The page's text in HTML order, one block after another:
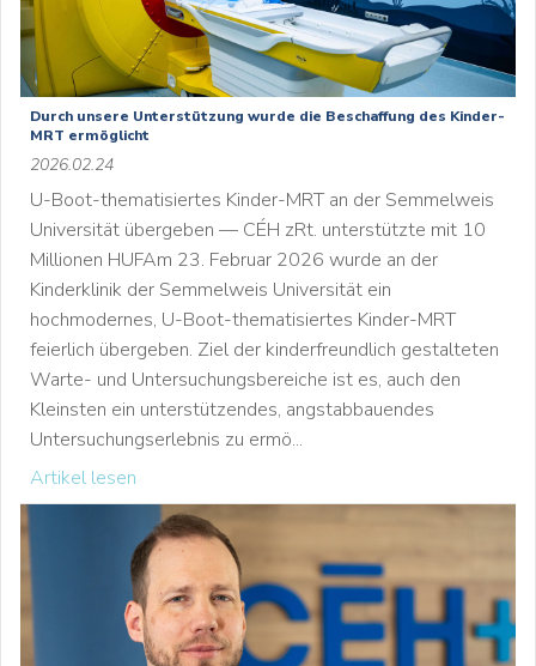
Durch unsere Unterstützung wurde die Beschaffung des Kinder-
MRT ermöglicht
2026.02.24
U-Boot-thematisiertes Kinder-MRT an der Semmelweis
Universität übergeben — CÉH zRt. unterstützte mit 10
Millionen HUFAm 23. Februar 2026 wurde an der
Kinderklinik der Semmelweis Universität ein
hochmodernes, U-Boot-thematisiertes Kinder-MRT
feierlich übergeben. Ziel der kinderfreundlich gestalteten
Warte- und Untersuchungsbereiche ist es, auch den
Kleinsten ein unterstützendes, angstabbauendes
Untersuchungserlebnis zu ermö...
Artikel lesen